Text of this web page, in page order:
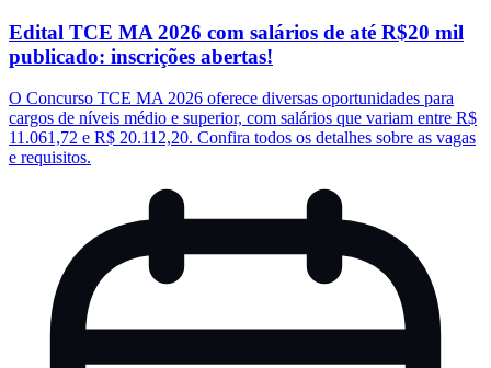
Edital TCE MA 2026 com salários de até R$20 mil
publicado: inscrições abertas!
O Concurso TCE MA 2026 oferece diversas oportunidades para
cargos de níveis médio e superior, com salários que variam entre R$
11.061,72 e R$ 20.112,20. Confira todos os detalhes sobre as vagas
e requisitos.